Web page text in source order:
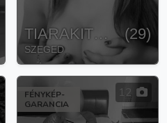
TIARAKITERA (29)
SZEGED
FÉNYKÉP-
GARANCIA
12